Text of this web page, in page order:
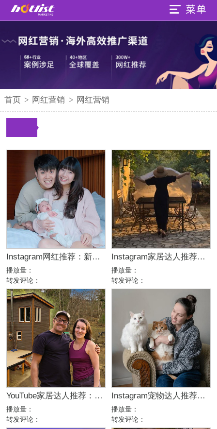
首页 > 网红营销 > 网红营销
Instagram网红推荐：新加坡母婴亲子家庭博主合作
播放量：
转发评论：
Instagram家居达人推荐：法国庄园生活博主，高端品牌合作优选
播放量：
转发评论：
YouTube家居达人推荐：加拿大DIY建筑生活kol博主
播放量：
转发评论：
Instagram宠物达人推荐：加拿大猫咪生活博主，适合宠物品牌合作
播放量：
转发评论：